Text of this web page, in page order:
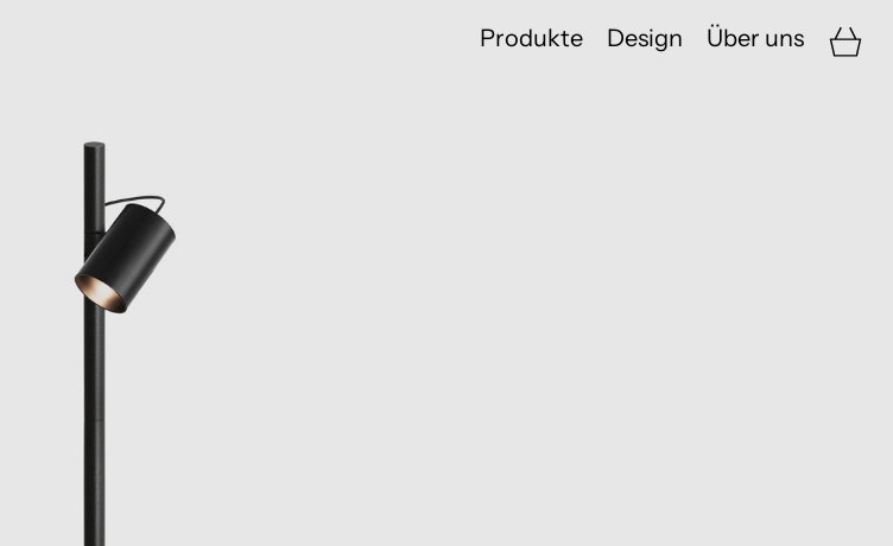
Produkte Design Über uns